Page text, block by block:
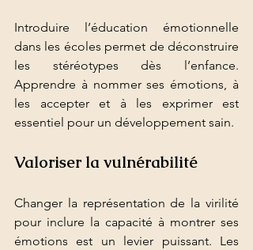
Introduire l’éducation émotionnelle
dans les écoles permet de déconstruire
les stéréotypes dès l’enfance.
Apprendre à nommer ses émotions, à
les accepter et à les exprimer est
essentiel pour un développement sain.
Valoriser la vulnérabilité
Changer la représentation de la virilité
pour inclure la capacité à montrer ses
émotions est un levier puissant. Les